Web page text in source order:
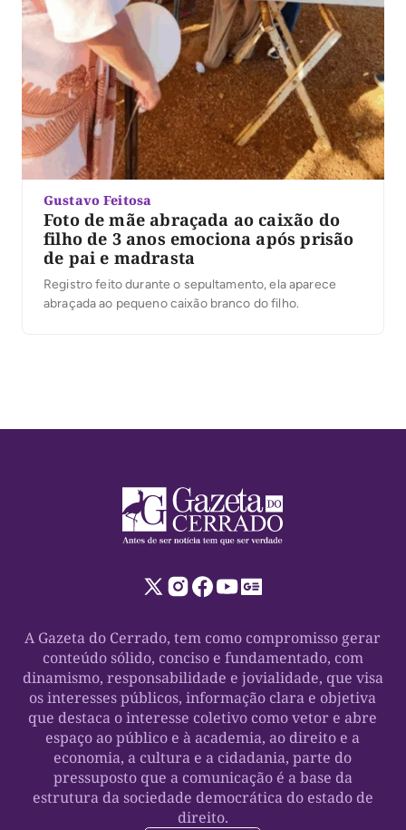
Gustavo Feitosa
Foto de mãe abraçada ao caixão do
filho de 3 anos emociona após prisão
de pai e madrasta
Registro feito durante o sepultamento, ela aparece
abraçada ao pequeno caixão branco do filho.
A Gazeta do Cerrado, tem como compromisso gerar
conteúdo sólido, conciso e fundamentado, com
dinamismo, responsabilidade e jovialidade, que visa
os interesses públicos, informação clara e objetiva
que destaca o interesse coletivo como vetor e abre
espaço ao público e à academia, ao direito e a
economia, a cultura e a cidadania, parte do
pressuposto que a comunicação é a base da
estrutura da sociedade democrática do estado de
direito.